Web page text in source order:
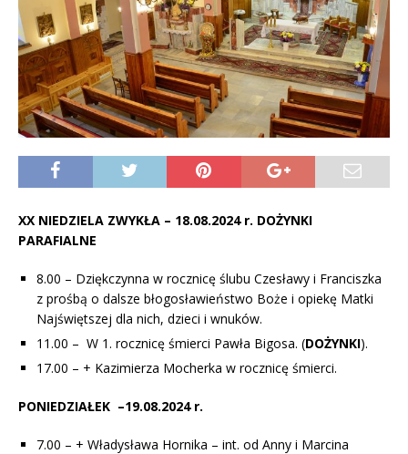
XX NIEDZIELA ZWYKŁA – 18.08.2024 r. DOŻYNKI
PARAFIALNE
8.00 – Dziękczynna w rocznicę ślubu Czesławy i Franciszka
z prośbą o dalsze błogosławieństwo Boże i opiekę Matki
Najświętszej dla nich, dzieci i wnuków.
11.00 – W 1. rocznicę śmierci Pawła Bigosa. (DOŻYNKI).
17.00 – + Kazimierza Mocherka w rocznicę śmierci.
PONIEDZIAŁEK –19.08.2024 r.
7.00 – + Władysława Hornika – int. od Anny i Marcina